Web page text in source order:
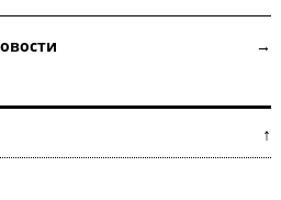
новости →
персон ↑